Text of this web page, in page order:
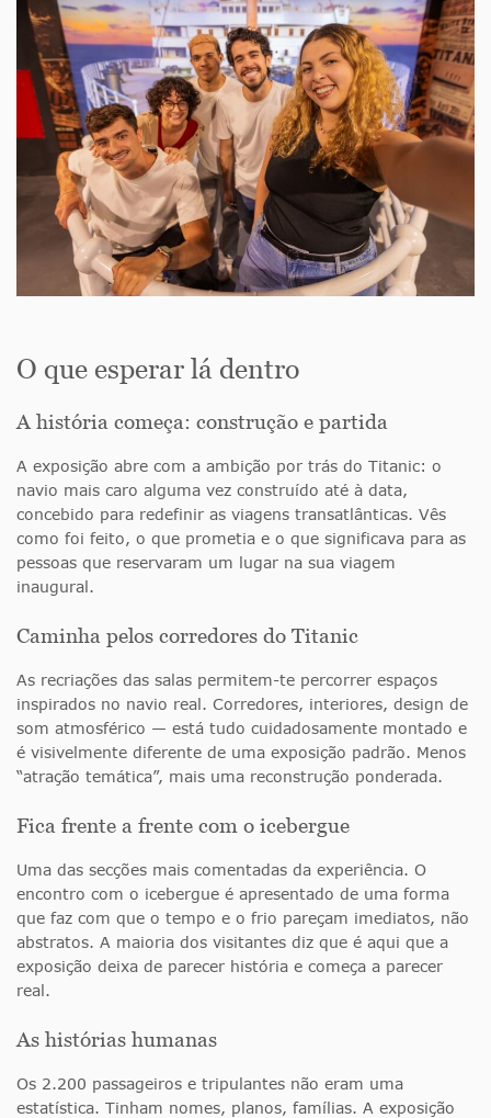
O que esperar lá dentro
A história começa: construção e partida
A exposição abre com a ambição por trás do Titanic: o
navio mais caro alguma vez construído até à data,
concebido para redefinir as viagens transatlânticas. Vês
como foi feito, o que prometia e o que significava para as
pessoas que reservaram um lugar na sua viagem
inaugural.
Caminha pelos corredores do Titanic
As recriações das salas permitem-te percorrer espaços
inspirados no navio real. Corredores, interiores, design de
som atmosférico — está tudo cuidadosamente montado e
é visivelmente diferente de uma exposição padrão. Menos
“atração temática”, mais uma reconstrução ponderada.
Fica frente a frente com o icebergue
Uma das secções mais comentadas da experiência. O
encontro com o icebergue é apresentado de uma forma
que faz com que o tempo e o frio pareçam imediatos, não
abstratos. A maioria dos visitantes diz que é aqui que a
exposição deixa de parecer história e começa a parecer
real.
As histórias humanas
Os 2.200 passageiros e tripulantes não eram uma
estatística. Tinham nomes, planos, famílias. A exposição